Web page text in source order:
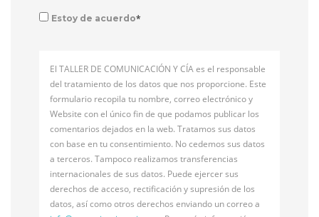
Estoy de acuerdo*
El TALLER DE COMUNICACIÓN Y CÍA es el responsable
del tratamiento de los datos que nos proporcione. Este
formulario recopila tu nombre, correo electrónico y
Website con el único fin de que podamos publicar los
comentarios dejados en la web. Tratamos sus datos
con base en tu consentimiento. No cedemos sus datos
a terceros. Tampoco realizamos transferencias
internacionales de sus datos. Puede ejercer sus
derechos de acceso, rectificación y supresión de los
datos, así como otros derechos enviando un correo a